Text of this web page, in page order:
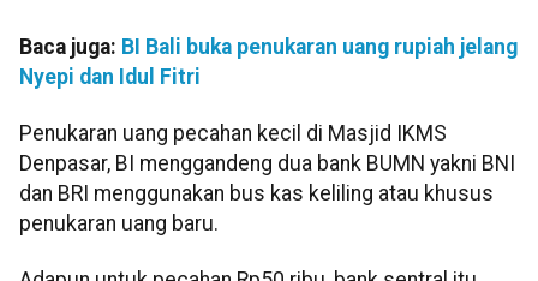
Baca juga: BI Bali buka penukaran uang rupiah jelang
Nyepi dan Idul Fitri
Penukaran uang pecahan kecil di Masjid IKMS
Denpasar, BI menggandeng dua bank BUMN yakni BNI
dan BRI menggunakan bus kas keliling atau khusus
penukaran uang baru.